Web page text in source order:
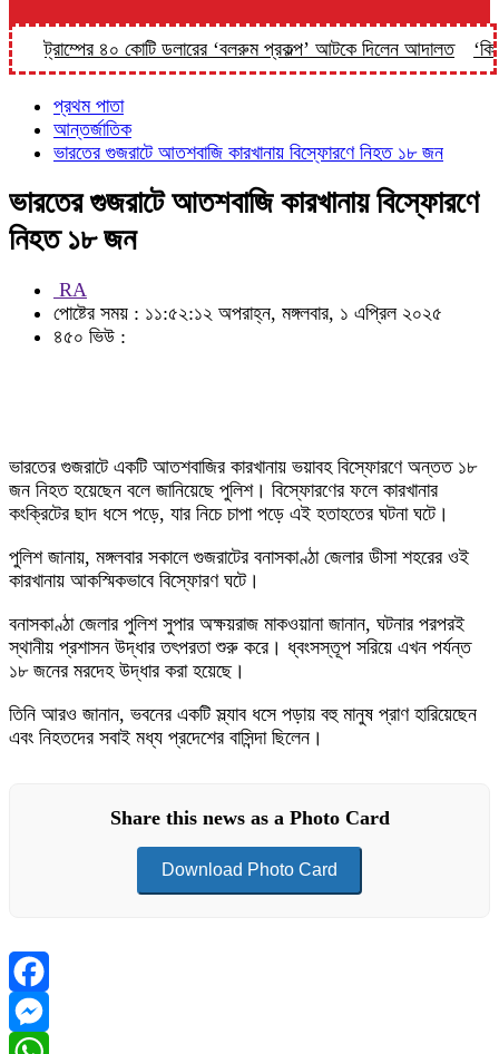
ট্রাম্পের ৪০ কোটি ডলারের ‘বলরুম প্রকল্প’ আটকে দিলেন আদালত
প্রথম পাতা
আন্তর্জাতিক
ভারতের গুজরাটে আতশবাজি কারখানায় বিস্ফোরণে নিহত ১৮ জন
ভারতের গুজরাটে আতশবাজি কারখানায় বিস্ফোরণে
নিহত ১৮ জন
RA
পোষ্টের সময় : ১১:৫২:১২ অপরাহ্ন, মঙ্গলবার, ১ এপ্রিল ২০২৫
৪৫০ ভিউ :
ভারতের গুজরাটে একটি আতশবাজির কারখানায় ভয়াবহ বিস্ফোরণে অন্তত ১৮
জন নিহত হয়েছেন বলে জানিয়েছে পুলিশ। বিস্ফোরণের ফলে কারখানার
কংক্রিটের ছাদ ধসে পড়ে, যার নিচে চাপা পড়ে এই হতাহতের ঘটনা ঘটে।
পুলিশ জানায়, মঙ্গলবার সকালে গুজরাটের বনাসকাণ্ঠা জেলার ডীসা শহরের ওই
কারখানায় আকস্মিকভাবে বিস্ফোরণ ঘটে।
বনাসকাণ্ঠা জেলার পুলিশ সুপার অক্ষয়রাজ মাকওয়ানা জানান, ঘটনার পরপরই
স্থানীয় প্রশাসন উদ্ধার তৎপরতা শুরু করে। ধ্বংসস্তূপ সরিয়ে এখন পর্যন্ত
১৮ জনের মরদেহ উদ্ধার করা হয়েছে।
তিনি আরও জানান, ভবনের একটি স্ল্যাব ধসে পড়ায় বহু মানুষ প্রাণ হারিয়েছেন
এবং নিহতদের সবাই মধ্য প্রদেশের বাসিন্দা ছিলেন।
Share this news as a Photo Card
Download Photo Card
Facebook